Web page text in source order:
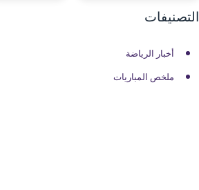
التصنيفات
أخبار الرياضة
ملخص المباريات